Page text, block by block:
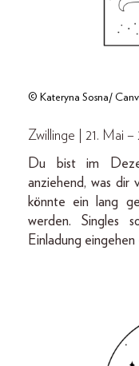
© Kateryna Sosna/
Zwillinge | 21. Mai –
Du bist im
anziehend, was dir
könnte ein lang
werden. Singles
Einladung